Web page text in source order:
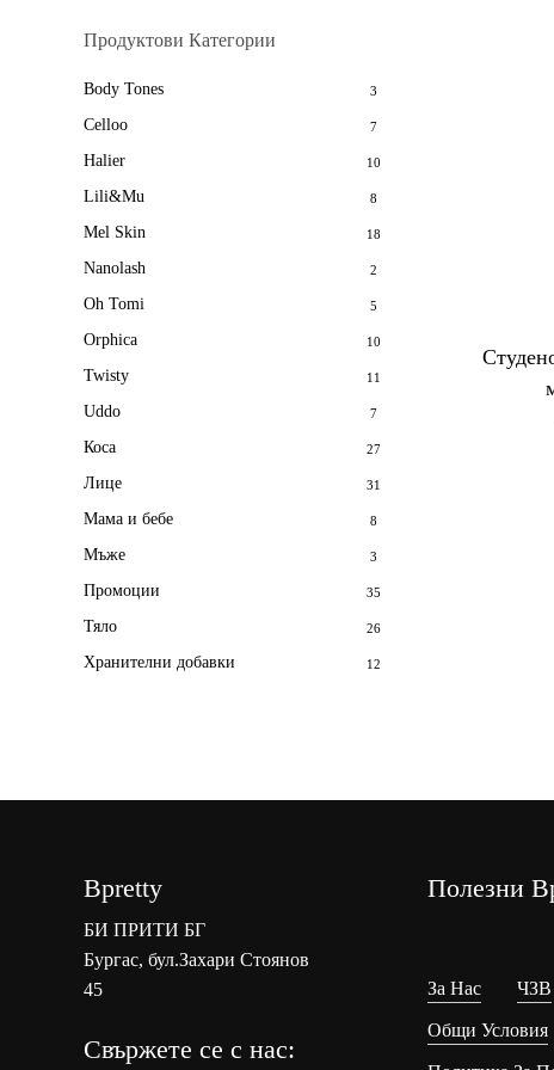
Продуктови Категории
Body Tones 3
Celloo 7
Halier 10
Lili&Mu 8
Mel Skin 18
Nanolash 2
Oh Tomi 5
Orphica 10
Twisty 11
Uddo 7
Коса 27
Лице 31
Мама и бебе 8
Мъже 3
Промоции 35
Тяло 26
Хранителни добавки 12
Bpretty
БИ ПРИТИ БГ
Бургас, бул.Захари Стоянов
45
Свържете се с нас:
Полезни
За Нас ЧЗВ
Общи Условия